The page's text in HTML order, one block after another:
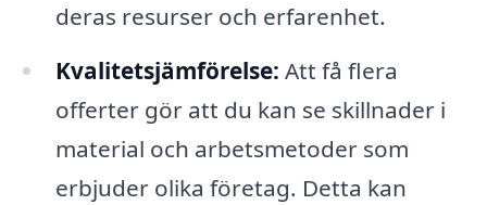
deras resurser och erfarenhet.
Kvalitetsjämförelse: Att få flera
offerter gör att du kan se skillnader i
material och arbetsmetoder som
erbjuder olika företag. Detta kan